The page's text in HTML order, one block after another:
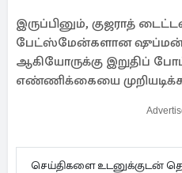
இருப்பினும், குஜராத்
பேட்ஸ்மேன்களான ஷுப்மன்
ஆகியோருக்கு இறுதிப்
எண்ணிக்கையை
செய்திகளை உடனுக்குடன்